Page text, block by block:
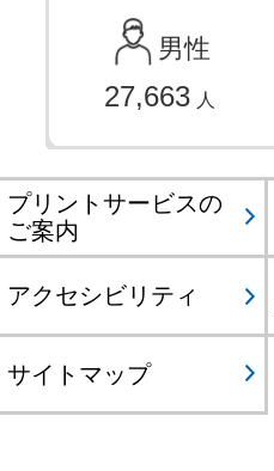
男性
27,663 人
プリントサービスの
ご案内
アクセシビリティ
サイトマップ